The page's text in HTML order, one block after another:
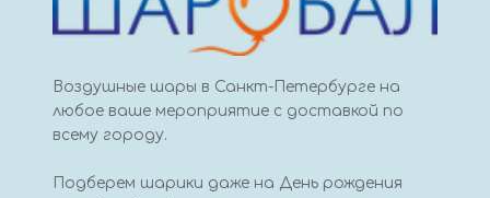
Воздушные шары в Санкт-Петербурге на
любое ваше мероприятие с доставкой по
всему городу.
Подберем шарики даже на День рождения